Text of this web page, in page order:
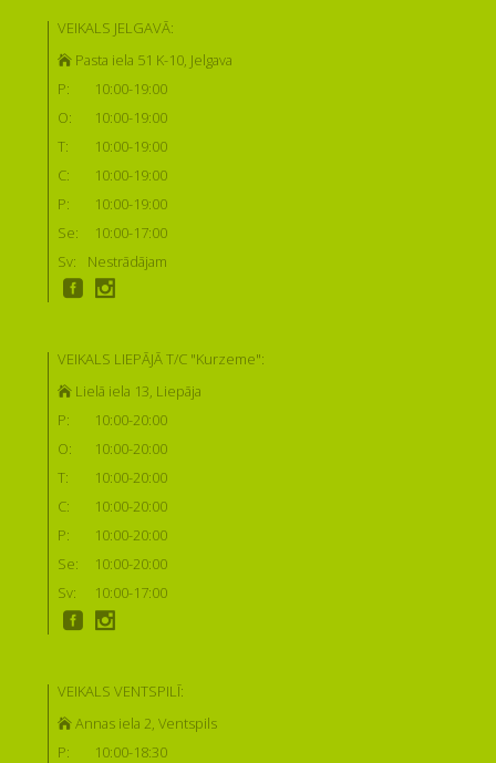
VEIKALS JELGAVĀ:
Pasta iela 51 K-10, Jelgava
P:
10:00-19:00
O:
10:00-19:00
T:
10:00-19:00
C:
10:00-19:00
P:
10:00-19:00
Se:
10:00-17:00
Sv:
Nestrādājam
VEIKALS LIEPĀJĀ T/C "Kurzeme":
Lielā iela 13, Liepāja
P:
10:00-20:00
O:
10:00-20:00
T:
10:00-20:00
C:
10:00-20:00
P:
10:00-20:00
Se:
10:00-20:00
Sv:
10:00-17:00
VEIKALS VENTSPILĪ:
Annas iela 2, Ventspils
P:
10:00-18:30